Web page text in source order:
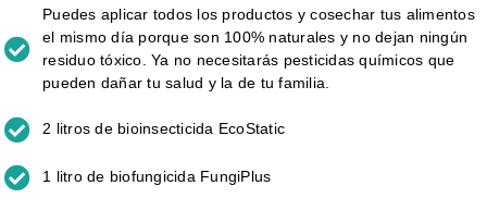
Puedes aplicar todos los productos y cosechar tus alimentos
el mismo día porque son 100% naturales y no dejan ningún
residuo tóxico. Ya no necesitarás pesticidas químicos que
pueden dañar tu salud y la de tu familia.
2 litros de bioinsecticida EcoStatic
1 litro de biofungicida FungiPlus